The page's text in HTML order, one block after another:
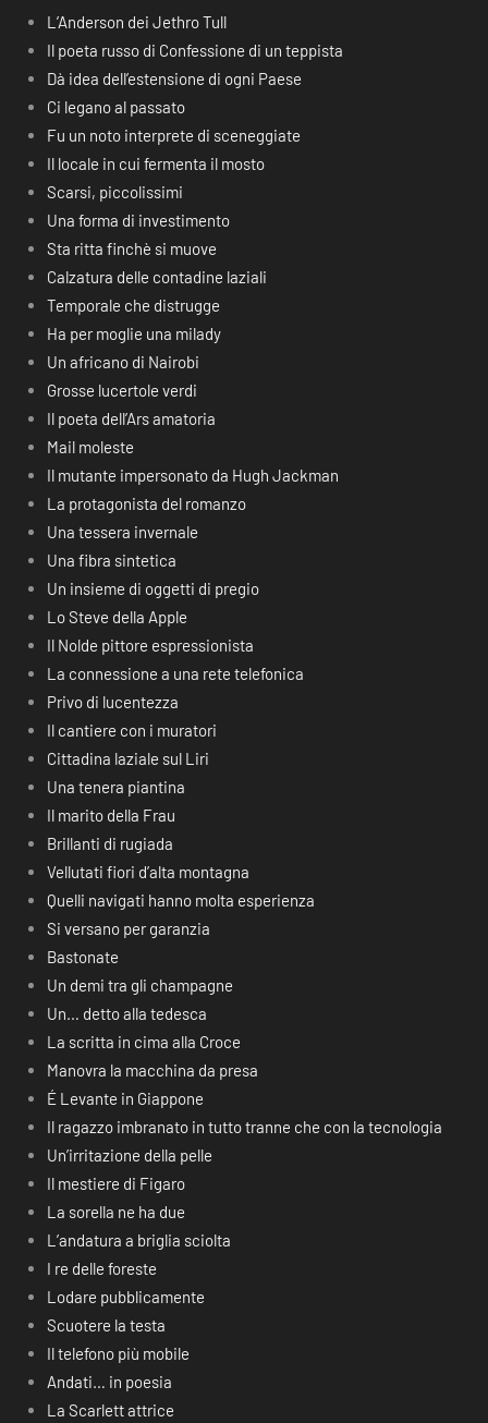
L’Anderson dei Jethro Tull
Il poeta russo di Confessione di un teppista
Dà idea dell’estensione di ogni Paese
Ci legano al passato
Fu un noto interprete di sceneggiate
Il locale in cui fermenta il mosto
Scarsi, piccolissimi
Una forma di investimento
Sta ritta finchè si muove
Calzatura delle contadine laziali
Temporale che distrugge
Ha per moglie una milady
Un africano di Nairobi
Grosse lucertole verdi
Il poeta dell’Ars amatoria
Mail moleste
Il mutante impersonato da Hugh Jackman
La protagonista del romanzo
Una tessera invernale
Una fibra sintetica
Un insieme di oggetti di pregio
Lo Steve della Apple
Il Nolde pittore espressionista
La connessione a una rete telefonica
Privo di lucentezza
Il cantiere con i muratori
Cittadina laziale sul Liri
Una tenera piantina
Il marito della Frau
Brillanti di rugiada
Vellutati fiori d’alta montagna
Quelli navigati hanno molta esperienza
Si versano per garanzia
Bastonate
Un demi tra gli champagne
Un… detto alla tedesca
La scritta in cima alla Croce
Manovra la macchina da presa
É Levante in Giappone
Il ragazzo imbranato in tutto tranne che con la tecnologia
Un’irritazione della pelle
Il mestiere di Figaro
La sorella ne ha due
L’andatura a briglia sciolta
I re delle foreste
Lodare pubblicamente
Scuotere la testa
Il telefono più mobile
Andati… in poesia
La Scarlett attrice